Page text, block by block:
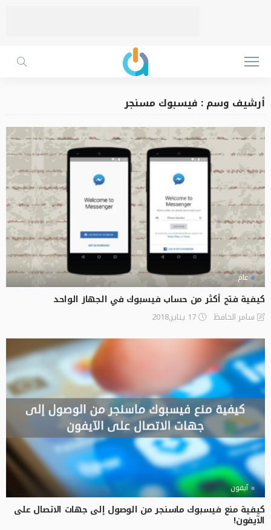
أرشيف وسم : فيسبوك مسنجر
عام
كيفية فتح أكثر من حساب فيسبوك في الجهاز الواحد
سامر الحافظ 17 يناير,2018
آيفون
كيفية منع فيسبوك ماسنجر من الوصول إلى جهات الاتصال على
الآيفون!